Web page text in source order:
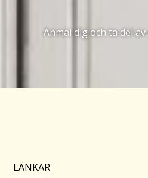
Anmäl dig och ta del
LÄNKAR